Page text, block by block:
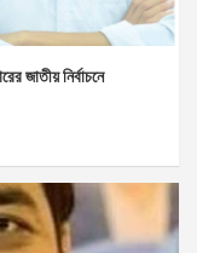
জাতীয় নির্বাচনে